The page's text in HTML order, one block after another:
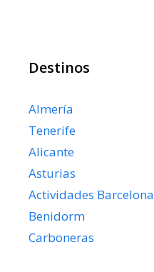
Destinos
Almería
Tenerife
Alicante
Asturias
Actividades Barcelona
Benidorm
Carboneras